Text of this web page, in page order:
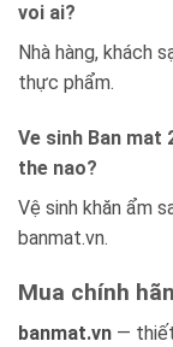
voi ai?
Nhà hàng, khách
thực phẩm.
Ve sinh Ban mat
the nao?
Vệ sinh khăn ẩm
banmat.vn.
Mua chính
banmat.vn —